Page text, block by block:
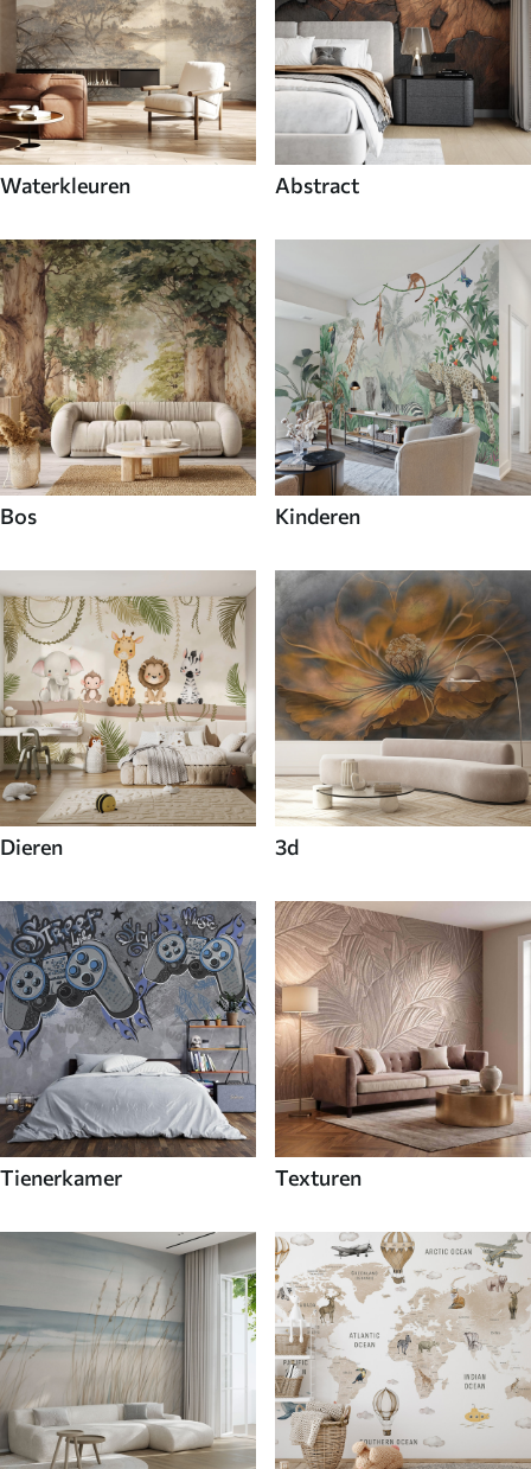
Waterkleuren Abstract
Bos Kinderen
Dieren 3d
Tienerkamer Texturen